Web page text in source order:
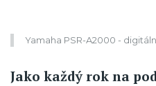
Yamaha PSR-A2000 -
Jako každý rok na